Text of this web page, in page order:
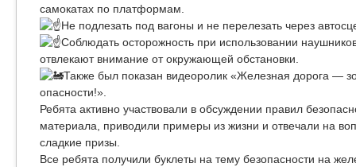
самокатах по платформам.
Не подлезать под вагоны и не перелезать через
Соблюдать осторожность при использовании
отвлекают внимание от окружающей обстановки.
Также был показан видеоролик «Железная дорога —
опасности!».
Ребята активно участвовали в обсуждении правил
материала, приводили примеры из жизни и отвечали на
сладкие призы.
Все ребята получили буклеты на тему безопасности на